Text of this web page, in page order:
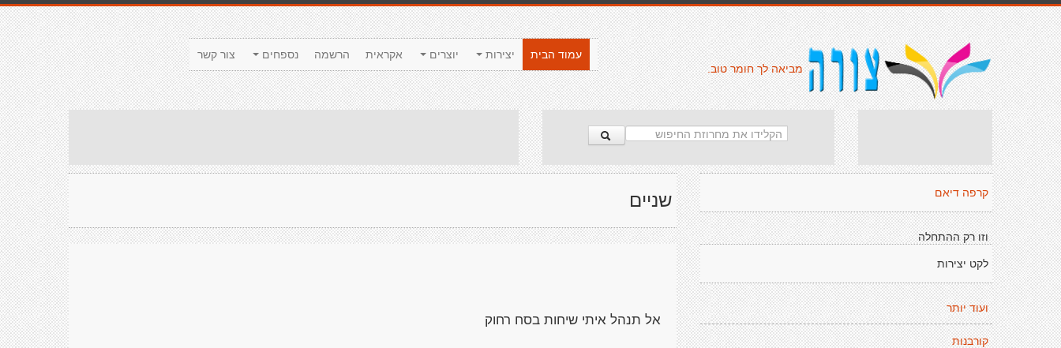
צור קשר נספחים הרשמה אקראית יוצרים יצירות
עמוד הבית
מביאה לך חומר טוב.
שניים
אל תנהל איתי שיחות בסח רחוק
קרפה דיאם
וזו רק ההתחלה
לקט יצירות
ועוד יותר
קורבנות